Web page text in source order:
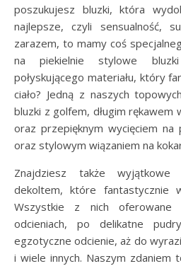
poszukujesz bluzki, która
najlepsze, czyli sensualność,
zarazem, to mamy coś
na piekielnie stylowe
połyskującego materiału, który
ciało? Jedną z naszych
bluzki z golfem, długim rękawem
oraz przepięknym wycięciem na
oraz stylowym wiązaniem na
Znajdziesz także
dekoltem, które fantastycznie
Wszystkie z nich oferowane
odcieniach, po delikatne
egzotyczne odcienie, aż do
i wiele innych. Naszym zdaniem